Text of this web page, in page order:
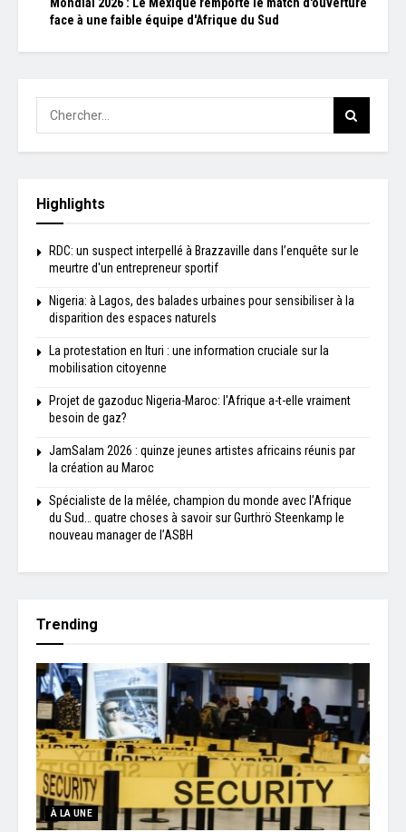
face à une faible équipe d'Afrique du Sud
Highlights
RDC: un suspect interpellé à Brazzaville dans l’enquête sur le
meurtre d'un entrepreneur sportif
Nigeria: à Lagos, des balades urbaines pour sensibiliser à la
disparition des espaces naturels
La protestation en Ituri : une information cruciale sur la
mobilisation citoyenne
Projet de gazoduc Nigeria-Maroc: l'Afrique a-t-elle vraiment
besoin de gaz?
JamSalam 2026 : quinze jeunes artistes africains réunis par
la création au Maroc
Spécialiste de la mêlée, champion du monde avec l’Afrique
du Sud… quatre choses à savoir sur Gurthrö Steenkamp le
nouveau manager de l’ASBH
Trending
À LA UNE